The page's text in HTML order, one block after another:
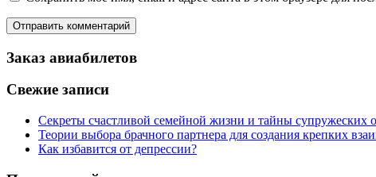
Заказ авиабилетов
Свежие записи
Секреты счастливой семейной жизни и тайны супружеских
Теории выбора брачного партнера для создания крепких
Как избавится от депрессии?